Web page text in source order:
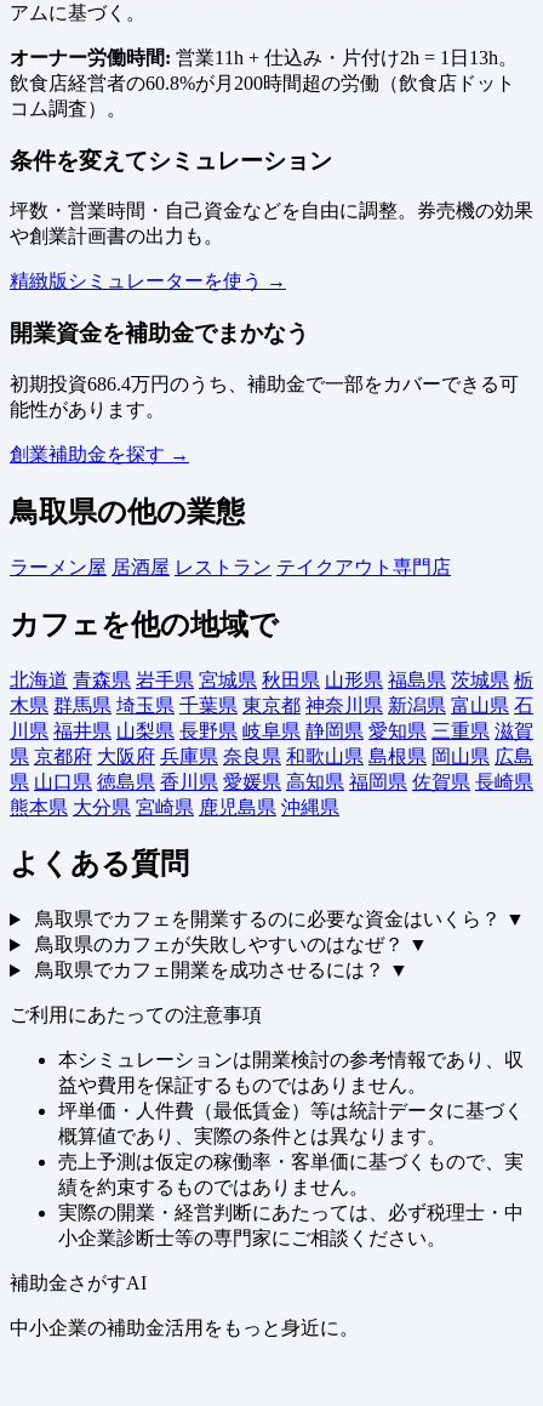
アムに基づく。
オーナー労働時間: 営業11h + 仕込み・片付け2h = 1日13h。
飲食店経営者の60.8%が月200時間超の労働（飲食店ドット
コム調査）。
条件を変えてシミュレーション
坪数・営業時間・自己資金などを自由に調整。券売機の効果
や創業計画書の出力も。
精緻版シミュレーターを使う →
開業資金を補助金でまかなう
初期投資686.4万円のうち、補助金で一部をカバーできる可
能性があります。
創業補助金を探す →
鳥取県の他の業態
ラーメン屋 居酒屋 レストラン テイクアウト専門店
カフェを他の地域で
北海道 青森県 岩手県 宮城県 秋田県 山形県 福島県 茨城県 栃
木県 群馬県 埼玉県 千葉県 東京都 神奈川県 新潟県 富山県 石
川県 福井県 山梨県 長野県 岐阜県 静岡県 愛知県 三重県 滋賀
県 京都府 大阪府 兵庫県 奈良県 和歌山県 島根県 岡山県 広島
県 山口県 徳島県 香川県 愛媛県 高知県 福岡県 佐賀県 長崎県
熊本県 大分県 宮崎県 鹿児島県 沖縄県
よくある質問
鳥取県でカフェを開業するのに必要な資金はいくら？
▼
鳥取県のカフェが失敗しやすいのはなぜ？
▼
鳥取県でカフェ開業を成功させるには？
▼
ご利用にあたっての注意事項
本シミュレーションは開業検討の参考情報であり、収
益や費用を保証するものではありません。
坪単価・人件費（最低賃金）等は統計データに基づく
概算値であり、実際の条件とは異なります。
売上予測は仮定の稼働率・客単価に基づくもので、実
績を約束するものではありません。
実際の開業・経営判断にあたっては、必ず税理士・中
小企業診断士等の専門家にご相談ください。
補助金さがすAI
中小企業の補助金活用をもっと身近に。